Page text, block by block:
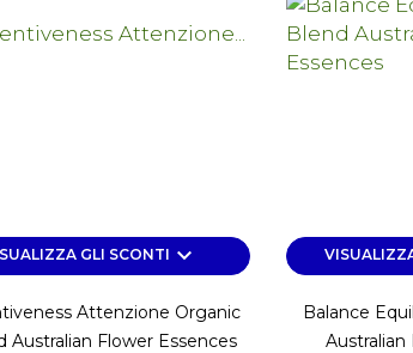
GLI SCONTI keyboard_arrow_down
Attenzione Organic
Australian Flower Essences
Balance
Australian